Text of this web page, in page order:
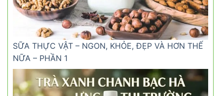
SỮA THỰC VẬT – NGON, KHỎE, ĐẸP VÀ HƠN THẾ
NỮA – PHẦN 1